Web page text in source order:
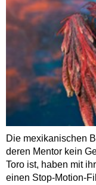
Die mexikanischen
deren Mentor kein
Toro ist, haben mit
einen Stop-Motion-